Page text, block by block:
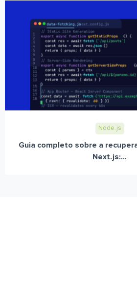
Node.js
Guia completo sobre a
Next.js:...